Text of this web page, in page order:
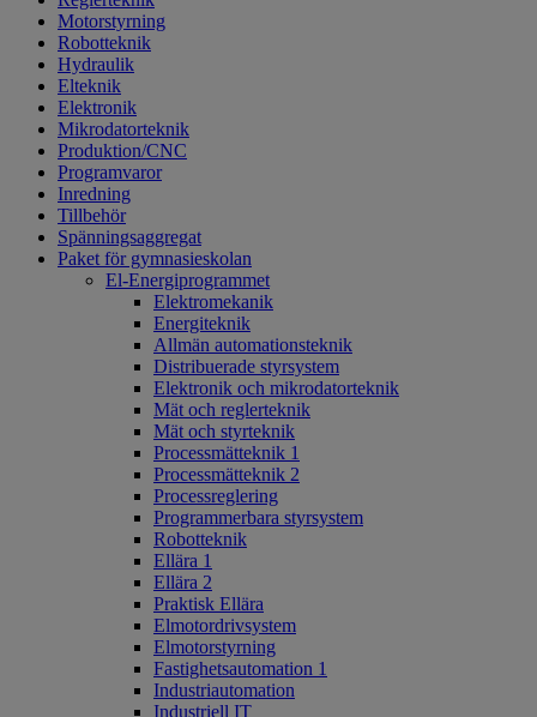
Motorstyrning
Robotteknik
Hydraulik
Elteknik
Elektronik
Mikrodatorteknik
Produktion/CNC
Programvaror
Inredning
Tillbehör
Spänningsaggregat
Paket för gymnasieskolan
El-Energiprogrammet
Elektromekanik
Energiteknik
Allmän automationsteknik
Distribuerade styrsystem
Elektronik och mikrodatorteknik
Mät och reglerteknik
Mät och styrteknik
Processmätteknik 1
Processmätteknik 2
Processreglering
Programmerbara styrsystem
Robotteknik
Ellära 1
Ellära 2
Praktisk Ellära
Elmotordrivsystem
Elmotorstyrning
Fastighetsautomation 1
Industriautomation
Industriell IT